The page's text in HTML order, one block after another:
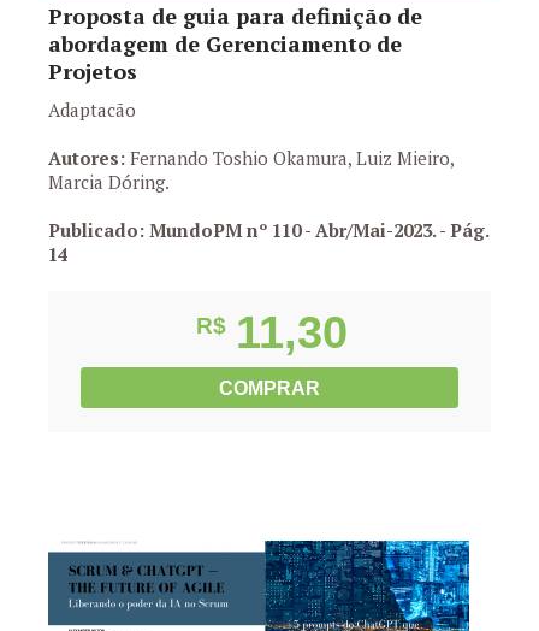
Proposta de guia para definição de
abordagem de Gerenciamento de
Projetos
Adaptacão
Autores: Fernando Toshio Okamura, Luiz Mieiro,
Marcia Dóring.
Publicado: MundoPM nº 110 - Abr/Mai-2023.- Pág.
14
R$ 11,30
COMPRAR